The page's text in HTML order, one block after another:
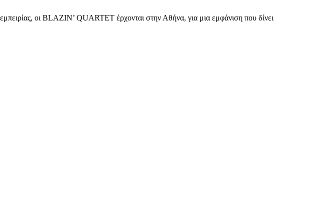
οι BLAZIN’ QUARTET έρχονται στην Αθήνα, για μια εμφάνιση που δίνει